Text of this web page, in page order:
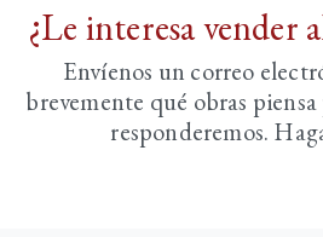
¿Le interesa vender
Envíenos un correo
brevemente qué obras
responderemos.